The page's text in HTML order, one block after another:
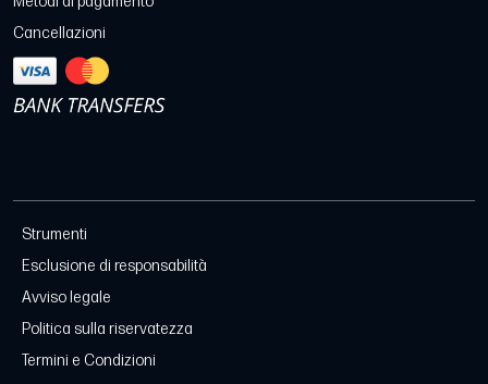
Cancellazioni
Strumenti
Esclusione di responsabilità
Avviso legale
Politica sulla riservatezza
Termini e Condizioni